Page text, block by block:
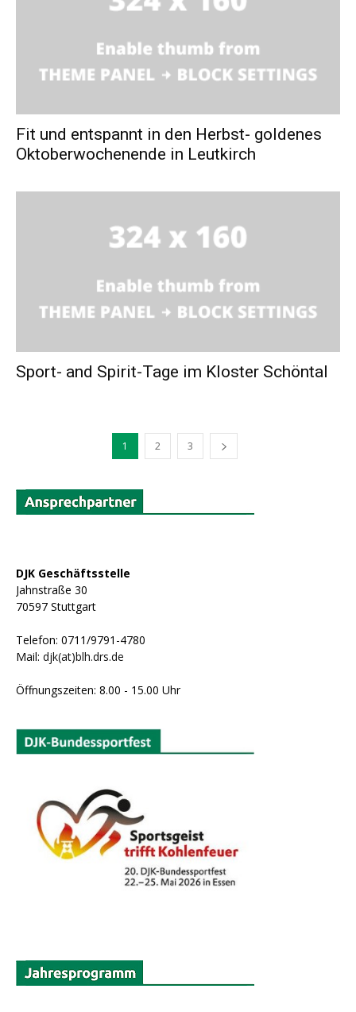
Fit und entspannt in den Herbst- goldenes
Oktoberwochenende in Leutkirch
Sport- and Spirit-Tage im Kloster Schöntal
1 2 3
DJK Geschäftsstelle
Jahnstraße 30
70597 Stuttgart
Telefon: 0711/9791-4780
Mail: djk(at)blh.drs.de
Öffnungszeiten: 8.00 - 15.00 Uhr